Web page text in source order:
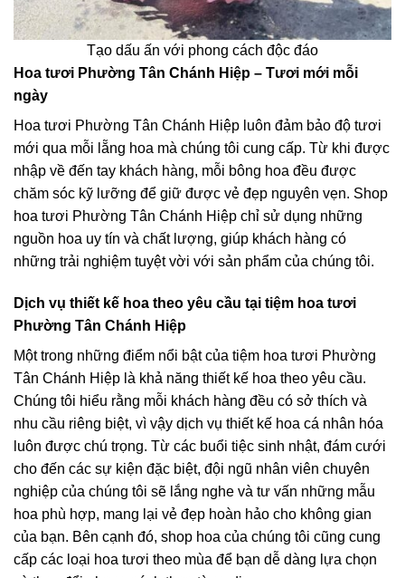
Tạo dấu ấn với phong cách độc đáo
Hoa tươi Phường Tân Chánh Hiệp – Tươi mới mỗi
ngày
Hoa tươi Phường Tân Chánh Hiệp luôn đảm bảo độ tươi
mới qua mỗi lẵng hoa mà chúng tôi cung cấp. Từ khi được
nhập về đến tay khách hàng, mỗi bông hoa đều được
chăm sóc kỹ lưỡng để giữ được vẻ đẹp nguyên vẹn. Shop
hoa tươi Phường Tân Chánh Hiệp chỉ sử dụng những
nguồn hoa uy tín và chất lượng, giúp khách hàng có
những trải nghiệm tuyệt vời với sản phẩm của chúng tôi.
Dịch vụ thiết kế hoa theo yêu cầu tại tiệm hoa tươi
Phường Tân Chánh Hiệp
Một trong những điểm nổi bật của tiệm hoa tươi Phường
Tân Chánh Hiệp là khả năng thiết kế hoa theo yêu cầu.
Chúng tôi hiểu rằng mỗi khách hàng đều có sở thích và
nhu cầu riêng biệt, vì vậy dịch vụ thiết kế hoa cá nhân hóa
luôn được chú trọng. Từ các buổi tiệc sinh nhật, đám cưới
cho đến các sự kiện đặc biệt, đội ngũ nhân viên chuyên
nghiệp của chúng tôi sẽ lắng nghe và tư vấn những mẫu
hoa phù hợp, mang lại vẻ đẹp hoàn hảo cho không gian
của bạn. Bên cạnh đó, shop hoa của chúng tôi cũng cung
cấp các loại hoa tươi theo mùa để bạn dễ dàng lựa chọn